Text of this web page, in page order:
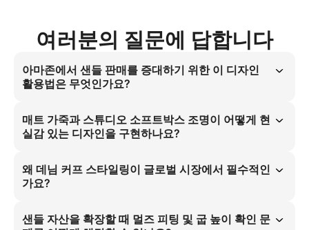
여러분의 질문에 답합니다
아마존에서 샌들 판매를 증대하기 위한 이 디자인
활용법은 무엇인가요?
지를 우선시합니다. 매트 가죽의 슬림한 발목 표현과 정지 자세, 스튜디오
소프트박스 조명은 트렌드를 선도하는 여성 대상 생산 비용을 95% 절감
하며 글로벌 시장에서 전환율을 극대화합니다.
매트 가죽과 스튜디오 소프트박스 조명이 어떻게 현
실감 있는 디자인을 구현하나요?
은 자연스러운 광택을 생성합니다. 균일한 조명은 그림자를 제거해 멀즈
구조와 두꺼운 굽이 실제처럼 보이도록 만듭니다. 이를 통해 트렌드를 선
도하는 여성의 글로벌 시장에서 피팅 및 굽 높이 시각화의 정확도를 보장
왜 데님 커프 스타일링이 글로벌 시장에서 필수적인
가요?
로 연결해줍니다. 이는 글로벌 시장에서 샌들 관련 고의도 검색 트래픽을
샌들 자산을 확장할 때 멀즈 피팅 및 굽 높이 확인 문